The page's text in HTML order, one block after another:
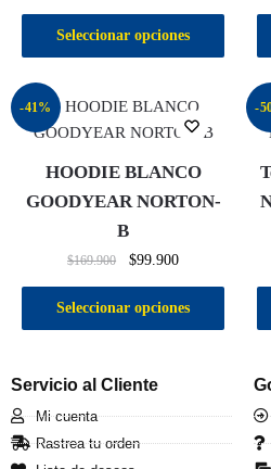
Seleccionar opciones
-41%
HOODIE BLANCO
GOODYEAR NORTON-
B
$169.900 $99.900
Seleccionar opciones
-
Servicio al Cliente
Mi cuenta
Rastrea tu orden